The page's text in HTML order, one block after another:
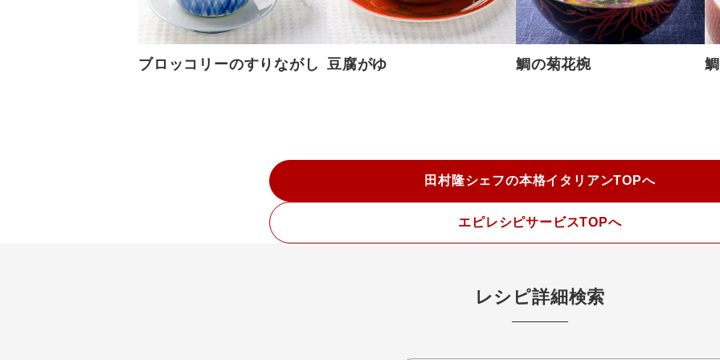
ブロッコリーのすりながし 豆腐がゆ 鯛の菊花椀
田村隆シェフの本格イタリアンTOPへ
エピレシピサービスTOPへ
レシピ詳細検索